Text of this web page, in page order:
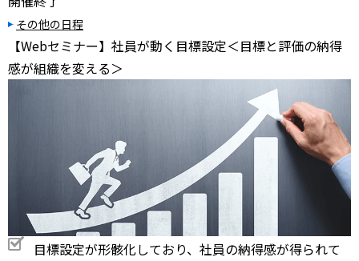
その他の日程
【Webセミナー】社員が動く目標設定＜目標と評価の納得
感が組織を変える＞
目標設定が形骸化しており、社員の納得感が得られて